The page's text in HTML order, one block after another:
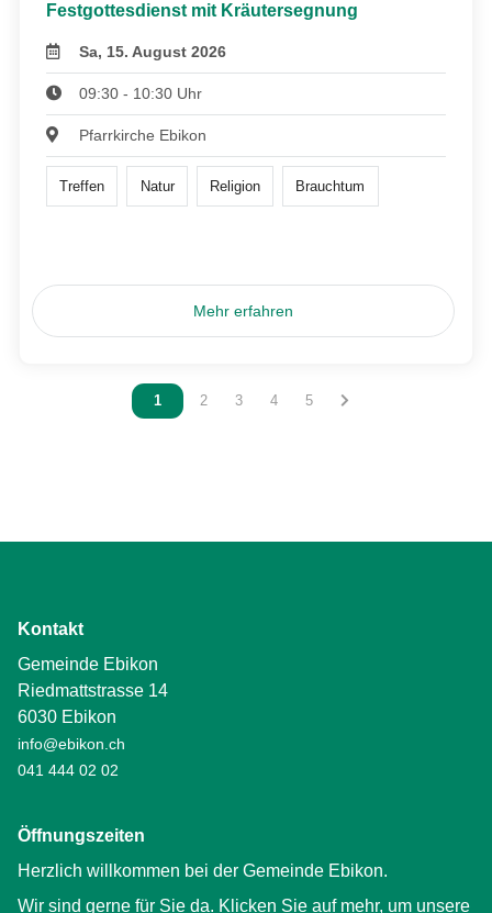
Festgottesdienst mit Kräutersegnung
Sa, 15. August 2026
09:30 - 10:30 Uhr
Pfarrkirche Ebikon
Treffen Natur Religion Brauchtum
Mehr erfahren
Vous êtes sur la page
1 Vous êtes sur la page
2 Vous êtes sur la page
3 Vous êtes sur la page
4 Vous êtes sur la page
5
Kontakt
Gemeinde Ebikon
Riedmattstrasse 14
6030 Ebikon
info@ebikon.ch
041 444 02 02
Öffnungszeiten
Herzlich willkommen bei der Gemeinde Ebikon.
Wir sind gerne für Sie da. Klicken Sie auf mehr, um unsere